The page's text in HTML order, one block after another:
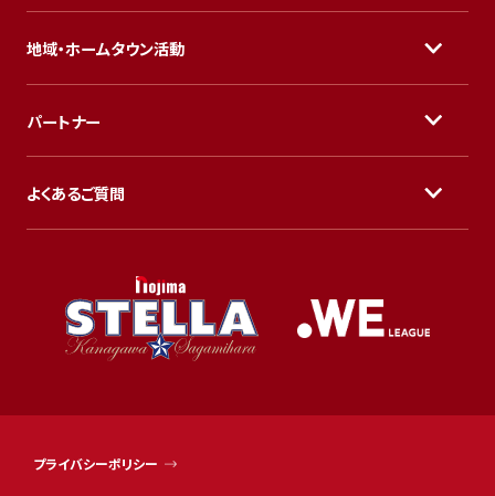
地域・ホームタウン活動
パートナー
よくあるご質問
プライバシーポリシー